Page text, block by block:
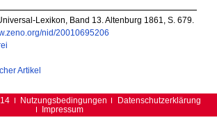
Lexikon, Band 13. Altenburg 1861, S. 679.
nid/20010695206
Artikel
Nutzungsbedingungen
Datenschutzerklärung
Impressum